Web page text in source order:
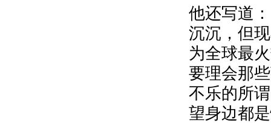
他还写道
沉沉，但
为全球最
要理会那
不乐的所
望身边都